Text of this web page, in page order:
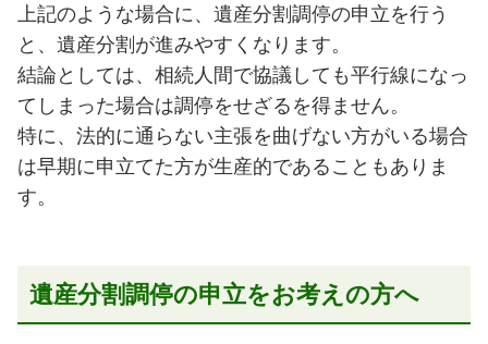
上記のような場合に、遺産分割調停の申立を行う
と、遺産分割が進みやすくなります。
結論としては、相続人間で協議しても平行線になっ
てしまった場合は調停をせざるを得ません。
特に、法的に通らない主張を曲げない方がいる場合
は早期に申立てた方が生産的であることもありま
す。
遺産分割調停の申立をお考えの方へ